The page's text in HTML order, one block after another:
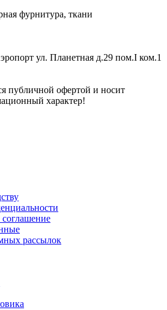
фурнитура, ткани
ул. Планетная д.29 пом.I ком.1
публичной офертой и носит
характер!
соглашение
рассылок